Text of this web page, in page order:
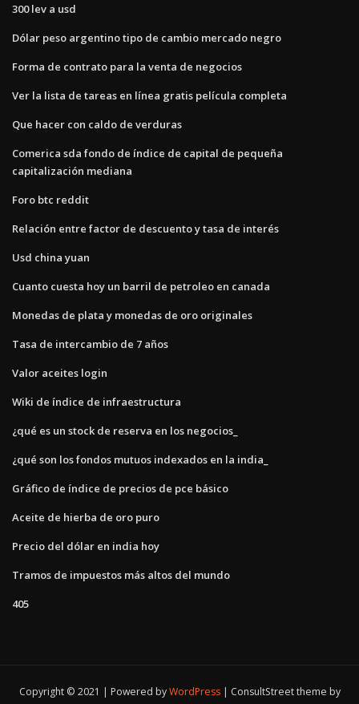
300 lev a usd
Dólar peso argentino tipo de cambio mercado negro
Forma de contrato para la venta de negocios
Ver la lista de tareas en línea gratis película completa
Que hacer con caldo de verduras
Comerica sda fondo de índice de capital de pequeña
capitalización mediana
Foro btc reddit
Relación entre factor de descuento y tasa de interés
Usd china yuan
Cuanto cuesta hoy un barril de petroleo en canada
Monedas de plata y monedas de oro originales
Tasa de intercambio de 7 años
Valor aceites login
Wiki de índice de infraestructura
¿qué es un stock de reserva en los negocios_
¿qué son los fondos mutuos indexados en la india_
Gráfico de índice de precios de pce básico
Aceite de hierba de oro puro
Precio del dólar en india hoy
Tramos de impuestos más altos del mundo
405
Copyright © 2021 | Powered byWordPress
ConsultStreet theme by